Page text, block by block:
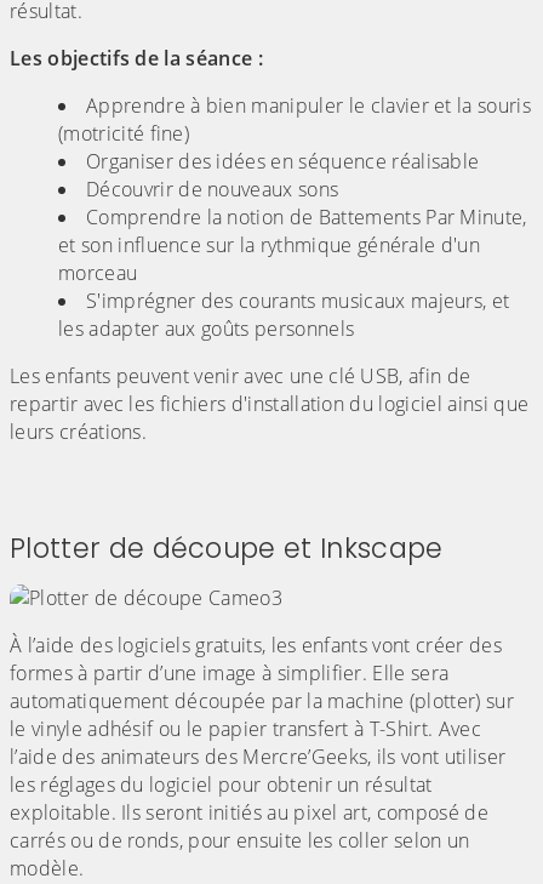
résultat.
Les objectifs de la séance :
Apprendre à bien manipuler le clavier et la souris
(motricité fine)
Organiser des idées en séquence réalisable
Découvrir de nouveaux sons
Comprendre la notion de Battements Par Minute,
et son influence sur la rythmique générale d'un
morceau
S'imprégner des courants musicaux majeurs, et
les adapter aux goûts personnels
Les enfants peuvent venir avec une clé USB, afin de
repartir avec les fichiers d'installation du logiciel ainsi que
leurs créations.
Plotter de découpe et Inkscape
À l’aide des logiciels gratuits, les enfants vont créer des
formes à partir d’une image à simplifier. Elle sera
automatiquement découpée par la machine (plotter) sur
le vinyle adhésif ou le papier transfert à T-Shirt. Avec
l’aide des animateurs des Mercre’Geeks, ils vont utiliser
les réglages du logiciel pour obtenir un résultat
exploitable. Ils seront initiés au pixel art, composé de
carrés ou de ronds, pour ensuite les coller selon un
modèle.